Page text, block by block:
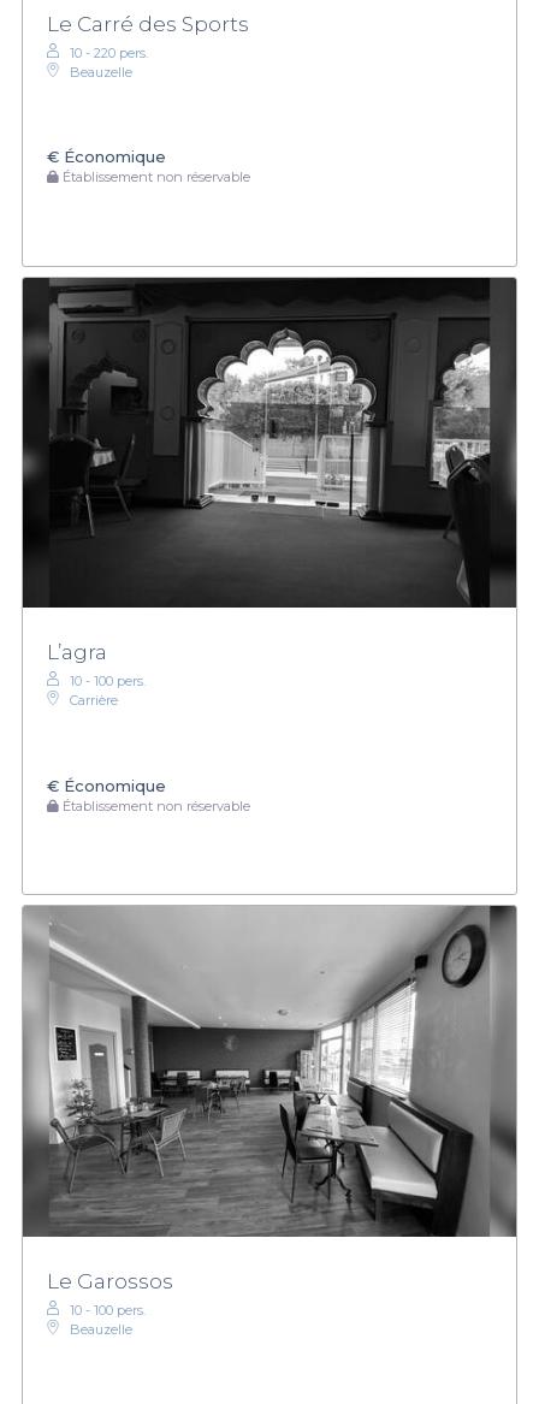
Le Carré des Sports
10 - 220 pers.
Beauzelle
€ Économique
Établissement non réservable
L’agra
10 - 100 pers.
Carrière
€ Économique
Établissement non réservable
Le Garossos
10 - 100 pers.
Beauzelle